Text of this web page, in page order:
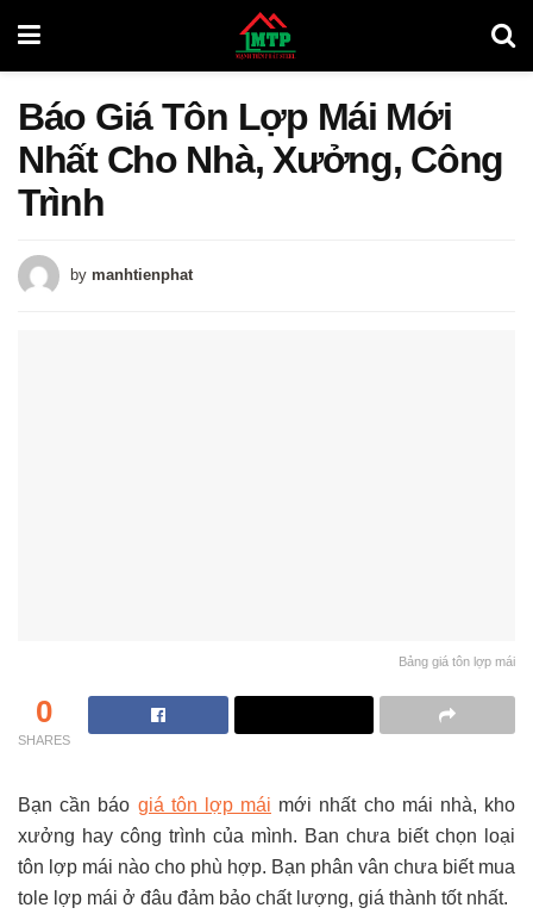
Báo Giá Tôn Lợp Mái Mới
Nhất Cho Nhà, Xưởng, Công
Trình
by manhtienphat
Bảng giá tôn lợp mái
0
SHARES
Bạn cần báo giá tôn lợp mái mới nhất cho mái nhà, kho
xưởng hay công trình của mình. Ban chưa biết chọn loại
tôn lợp mái nào cho phù hợp. Bạn phân vân chưa biết mua
tole lợp mái ở đâu đảm bảo chất lượng, giá thành tốt nhất.